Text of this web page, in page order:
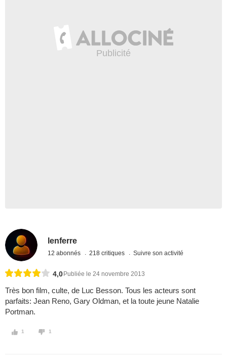
lenferre
12 abonnés 218 critiques Suivre son activité
4,0 Publiée le 24 novembre 2013
Très bon film, culte, de Luc Besson. Tous les acteurs sont
parfaits: Jean Reno, Gary Oldman, et la toute jeune Natalie
Portman.
1 1